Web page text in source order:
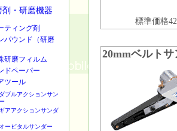
剤・研磨機器
ティング剤
パウンド（研磨
研磨フィルム
ドペーパー
ツール
ダブルアクションサン
ギアアクションサンダ
オービタルサンダー
標準価格
20mmベルト